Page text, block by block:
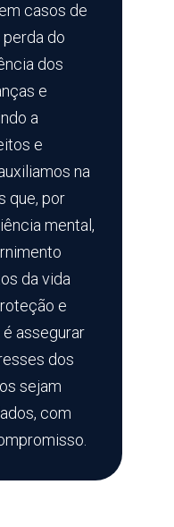
casos de
do
dos
e
a
e
na
que, por
mental,
da vida
e
assegurar
dos
sejam
com